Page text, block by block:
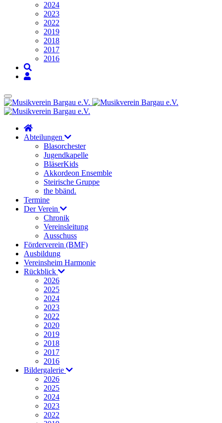
2024
2023
2022
2019
2018
2017
2016
Abteilungen
Blasorchester
Jugendkapelle
BläserKids
Akkordeon Ensemble
Steirische Gruppe
the bbänd.
Termine
Der Verein
Chronik
Vereinsleitung
Ausschuss
Förderverein (BMF)
Ausbildung
Vereinsheim Harmonie
Rückblick
2026
2025
2024
2023
2022
2020
2019
2018
2017
2016
Bildergalerie
2026
2025
2024
2023
2022